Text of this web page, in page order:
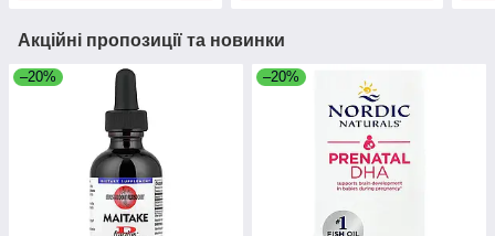
Акційні пропозиції та новинки
–20% –20%